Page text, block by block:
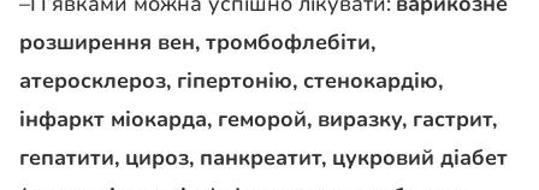
розширення вен, тромбофлебіти,
атеросклероз, гіпертонію, стенокардію,
інфаркт міокарда, геморой, виразку, гастрит,
гепатити, цироз, панкреатит, цукровий діабет